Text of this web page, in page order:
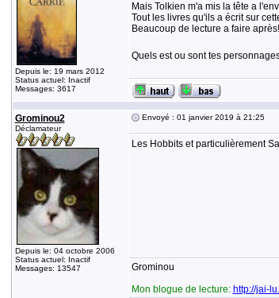
Depuis le: 19 mars 2012
Status actuel: Inactif
Messages: 3617
Mais Tolkien m'a mis la tête a
Tout les livres qu'ils a écrit sur
Beaucoup de lecture a faire après!
Quels est ou sont tes
Grominou2
Déclamateur
Depuis le: 04 octobre 2006
Status actuel: Inactif
Messages: 13547
Envoyé : 01 janvier 2019 à 21:25
Les Hobbits et particulièrement
Grominou
Mon blogue de lecture: http://jai-